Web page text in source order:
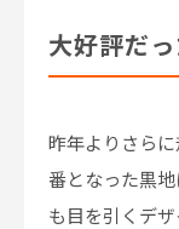
大好評だ
昨年よりさら
番となった黒
も目を引くデ